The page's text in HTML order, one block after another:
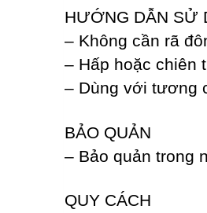
HƯỚNG DẪN SỬ
– Không cần rã
– Hấp hoặc chiên
– Dùng với tương
BẢO QUẢN
– Bảo quản trong
QUY CÁCH